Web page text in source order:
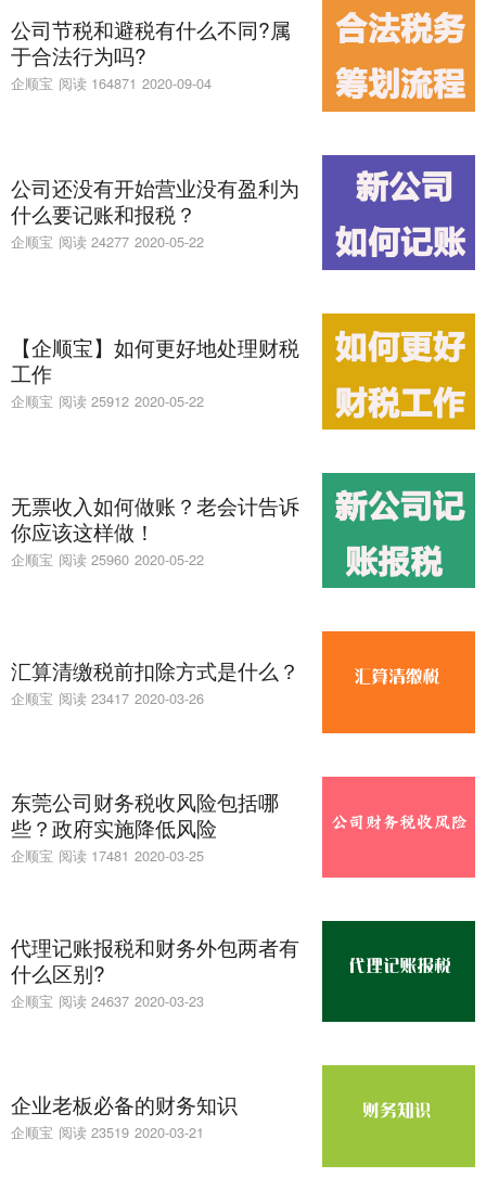
公司节税和避税有什么不同?属
于合法行为吗?
企顺宝 阅读 164871 2020-09-04
公司还没有开始营业没有盈利为
什么要记账和报税？
企顺宝 阅读 24277 2020-05-22
【企顺宝】如何更好地处理财税
工作
企顺宝 阅读 25912 2020-05-22
无票收入如何做账？老会计告诉
你应该这样做！
企顺宝 阅读 25960 2020-05-22
汇算清缴税前扣除方式是什么？
企顺宝 阅读 23417 2020-03-26
东莞公司财务税收风险包括哪
些？政府实施降低风险
企顺宝 阅读 17481 2020-03-25
代理记账报税和财务外包两者有
什么区别?
企顺宝 阅读 24637 2020-03-23
企业老板必备的财务知识
企顺宝 阅读 23519 2020-03-21